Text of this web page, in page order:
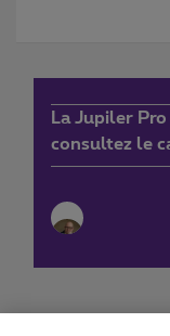
La Jupiler
consultez le